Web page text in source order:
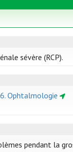
sévère (RCP).
Ophtalmologie
pendant la